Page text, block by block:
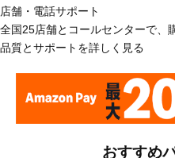
店舗・電話サポート
全国25店舗とコールセンターで、
品質とサポートを詳しく見る
おすすめ